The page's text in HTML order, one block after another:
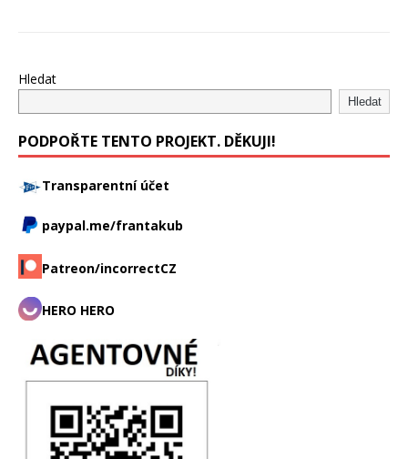
Hledat
Hledat
PODPOŘTE TENTO PROJEKT. DĚKUJI!
Transparentní účet
paypal.me/frantakub
Patreon/incorrectCZ
HERO HERO